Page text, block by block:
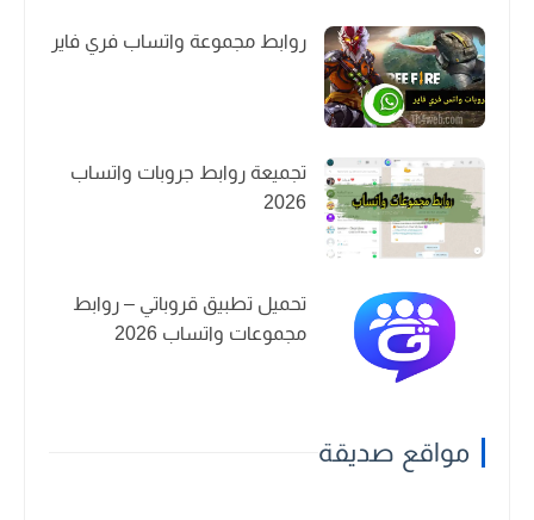
روابط مجموعة واتساب فري فاير
تجميعة روابط جروبات واتساب
2026
تحميل تطبيق قروباتي – روابط
مجموعات واتساب 2026
مواقع صديقة